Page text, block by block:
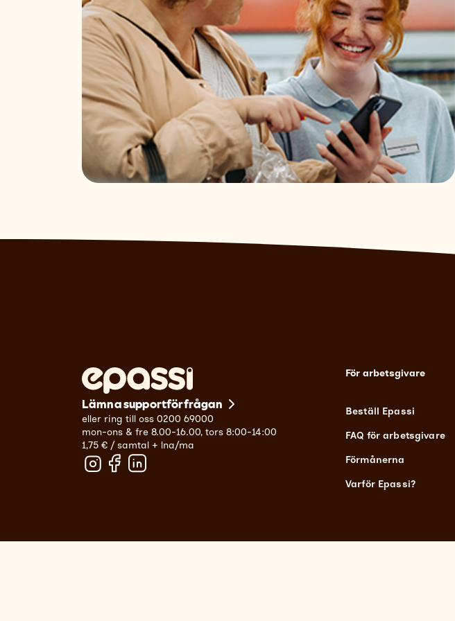
Lämna supportförfrågan
eller ring till oss 0200 69000
mon-ons & fre 8.00-16.00, tors 8:00-14:00
1,75 € / samtal + lna/ma
För arbetsgivare
Beställ Epassi
FAQ för arbetsgivare
Förmånerna
Varför Epassi?